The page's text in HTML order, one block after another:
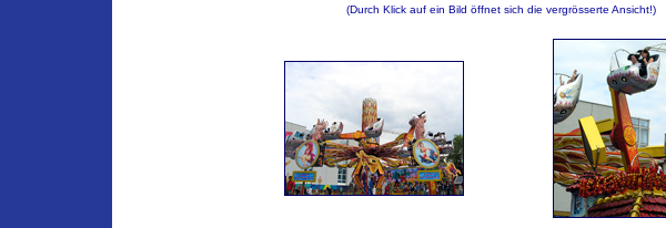
(Durch Klick auf ein Bild öffnet sich die vergrösserte Ansicht!)